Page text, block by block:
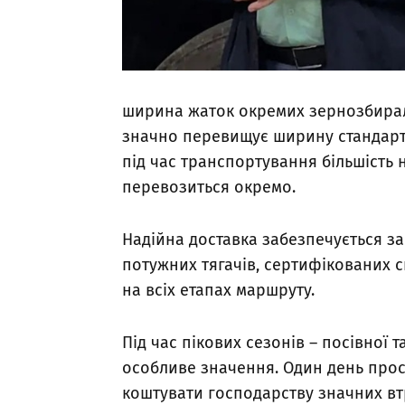
ширина жаток окремих
значно перевищує ширину
під час транспортування
перевозиться окремо.
Надійна доставка забезпечується
потужних тягачів, сертифікованих
на всіх етапах маршруту.
Під час пікових сезонів – посівної
особливе значення. Один день
коштувати господарству значних